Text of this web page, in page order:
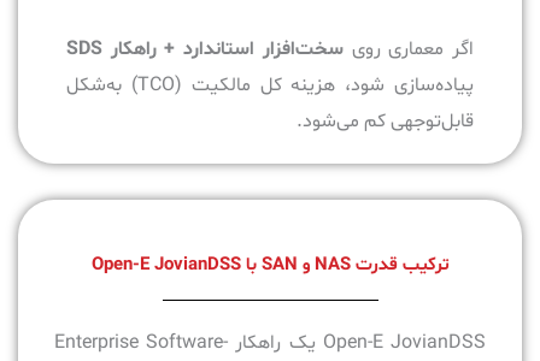
اگر معماری رویسخت‌افزار استاندارد + راهکار SDS
پیاده‌سازی شود، هزینه کل مالکیت (TCO) به‌شکل
قابل‌توجهی کم می‌شود.
ترکیب قدرت NAS و SAN با Open-E JovianDSS
Open-E JovianDSS یک راهکار Enterprise Software-